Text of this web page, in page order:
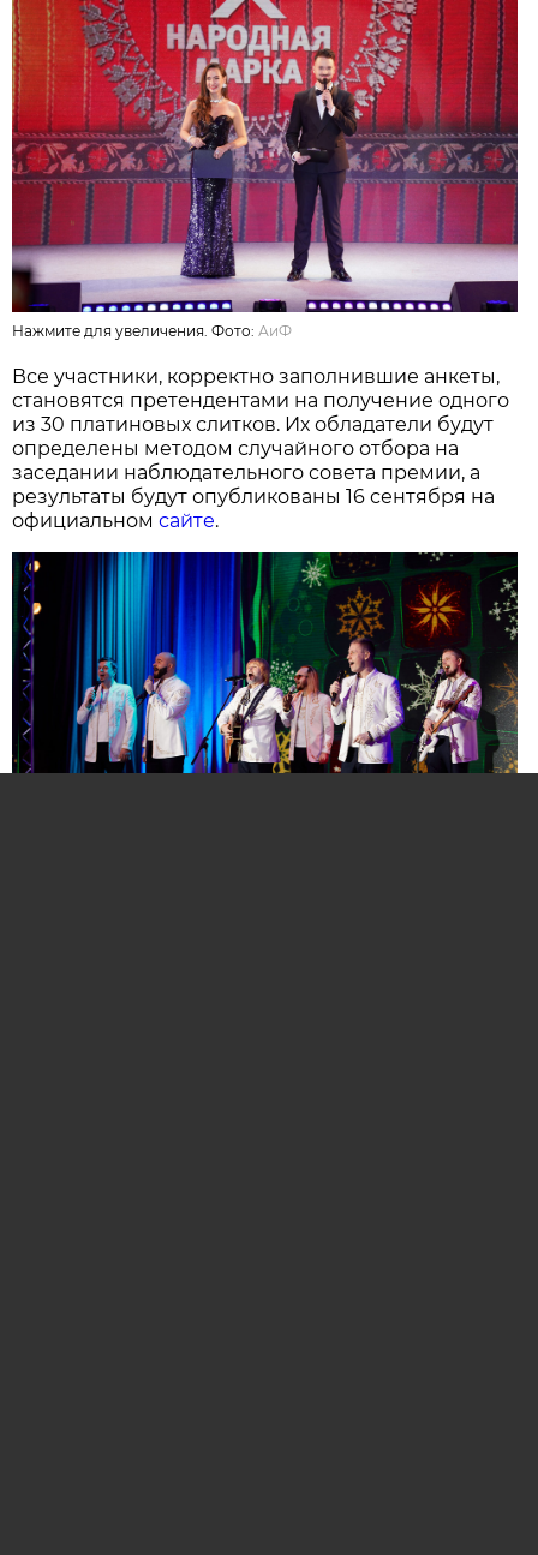
Нажмите для увеличения. Фото:АиФ
Все участники, корректно заполнившие анкеты,
становятся претендентами на получение одного
из 30 платиновых слитков. Их обладатели будут
определены методом случайного отбора на
заседании наблюдательного совета премии, а
результаты будут опубликованы 16 сентября на
официальномсайте.